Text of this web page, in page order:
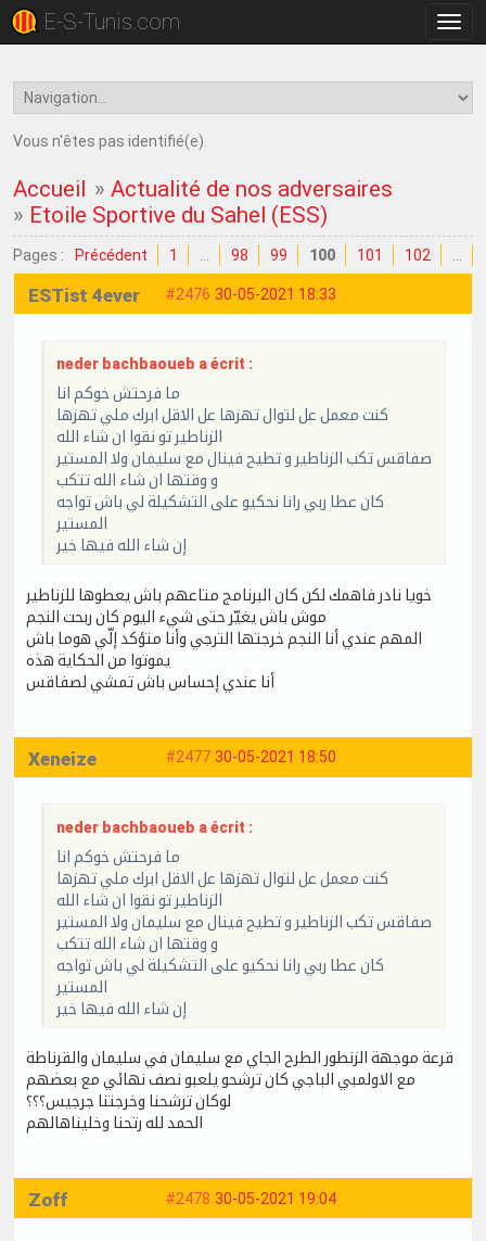
la
E-S-Tunis.com
Vous n'êtes pas identifié(e).
Accueil »Actualité de nos adversaires
» Etoile Sportive du Sahel (ESS)
Pages : Précédent 1 98 99 100 101 102
#2476 30-05-2021 18:33
ESTist 4ever
neder bachbaoueb a écrit :
ما فرحتش خوكم انا
كنت معمل عل لتوال تهزها عل الاقل ابرك ملي تهزها
الزناطير تو نقوا ان شاء الله
صفاقس تكب الزناطير و تطيح فينال مع سليمان ولا المستير
و وقتها ان شاء الله تتكب
كان عطا ربي رانا نحكيو على التشكيلة لي باش تواجه
المستير
إن شاء الله فيها خير
خويا نادر فاهمك لكن كان البرنامج متاعهم باش يعطوها للزناطير
موش باش يغيّر حتى شيء اليوم كان ربحت النجم
المهم عندي أنا النجم خرجتها الترجي وأنا متؤكد إلّي هوما باش
يموتوا من الحكاية هذه
أنا عندي إحساس باش تمشي لصفاقس
#2477 30-05-2021 18:50
Xeneize
neder bachbaoueb a écrit :
ما فرحتش خوكم انا
كنت معمل عل لتوال تهزها عل الاقل ابرك ملي تهزها
الزناطير تو نقوا ان شاء الله
صفاقس تكب الزناطير و تطيح فينال مع سليمان ولا المستير
و وقتها ان شاء الله تتكب
كان عطا ربي رانا نحكيو على التشكيلة لي باش تواجه
المستير
إن شاء الله فيها خير
قرعة موجهة الزنطور الطرح الجاي مع سليمان في سليمان والقرناطة
مع الاولمبي الباجي كان ترشحو يلعبو نصف نهائي مع بعضهم
لوكان ترشحنا وخرجتنا جرجيس؟؟؟
الحمد لله رتحنا وخليناهالهم
#2478 30-05-2021 19:04
Zoff